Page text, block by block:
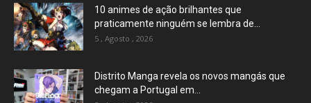
10 animes de ação brilhantes que
praticamente ninguém se lembra de...
5 , Agosto , 2026
Distrito Manga revela os novos mangás que
chegam a Portugal em...